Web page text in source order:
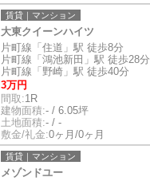
賃貸｜マンション
大東クイーンハイツ
片町線「住道」駅 徒歩8分
片町線「鴻池新田」駅 徒歩28分
片町線「野崎」駅 徒歩40分
3万円
間取:1R
建物面積:- / 6.05坪
土地面積:- / -
敷金/礼金:0ヶ月/0ヶ月
賃貸｜マンション
メゾンドユー